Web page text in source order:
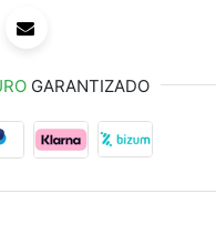
GARANTIZADO